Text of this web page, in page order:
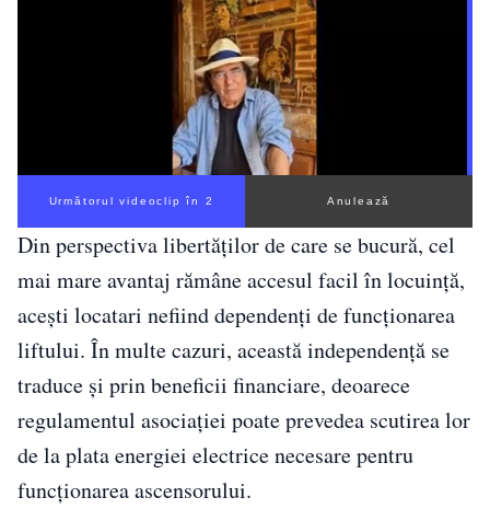
Următorul videoclip în 1 Anulează
Din perspectiva libertăților de care se bucură, cel
mai mare avantaj rămâne accesul facil în locuință,
acești locatari nefiind dependenți de funcționarea
liftului. În multe cazuri, această independență se
traduce și prin beneficii financiare, deoarece
regulamentul asociației poate prevedea scutirea lor
de la plata energiei electrice necesare pentru
funcționarea ascensorului.